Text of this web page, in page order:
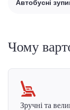
Автобусні
Чому
Зручні та